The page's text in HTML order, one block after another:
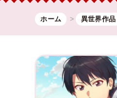
ホーム 異世界作品